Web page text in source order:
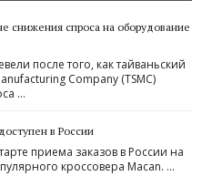
снижения спроса на оборудование
после того, как тайваньский
Company (TSMC)
…
в России
приема заказов в России на
кроссовера Macan. …